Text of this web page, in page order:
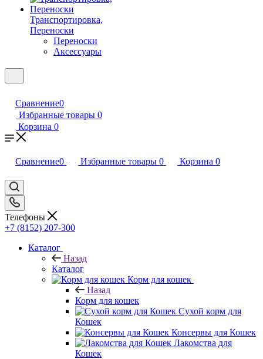
Транспортировка,
Переноски
Переноски
Аксессуары
Сравнение0
Избранные товары 0
Корзина 0
Сравнение0 Избранные товары 0 Корзина 0
Телефоны
+7 (8152) 207-300
Каталог
Назад
Каталог
Корм для кошек
Назад
Корм для кошек
Сухой корм для
Кошек
Консервы для Кошек
Лакомства для
Кошек